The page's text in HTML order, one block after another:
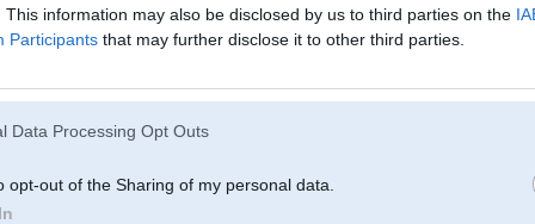
This information may also be disclosed by us to third parties on the
Participants that may further disclose it to other third parties.
Data Processing Opt Outs
opt-out of the Sharing of my personal data.